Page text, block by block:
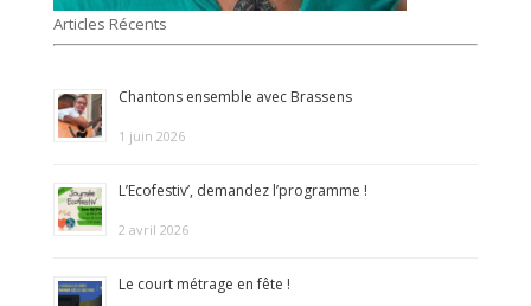
Articles Récents
Chantons ensemble avec Brassens
1 juin 2026
L’Ecofestiv’, demandez l’programme !
2 avril 2026
Le court métrage en fête !